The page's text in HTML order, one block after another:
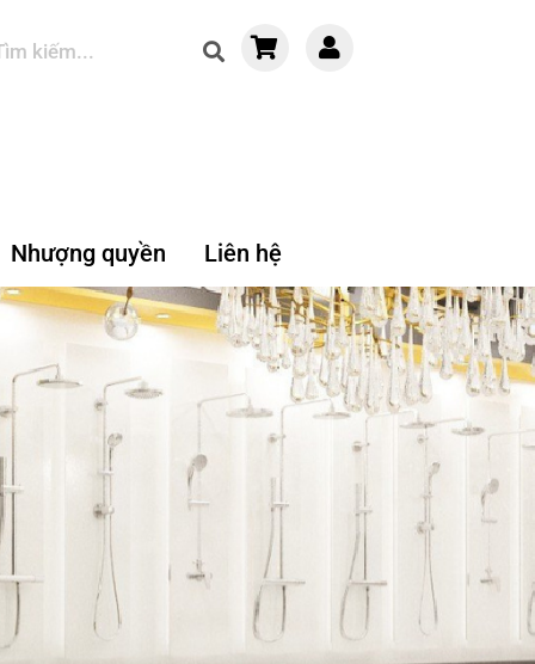
Nhượng quyền Liên hệ